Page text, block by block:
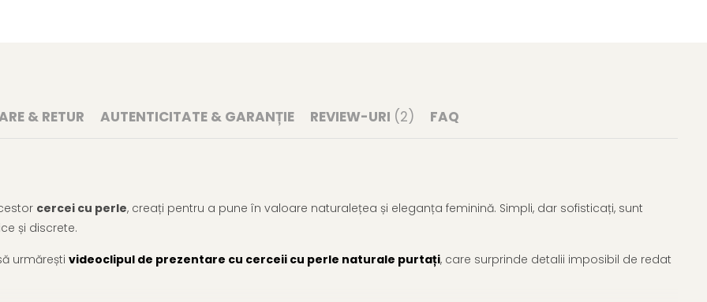
& RETUR AUTENTICITATE & GARANȚIE REVIEW-URI (2) FAQ
cercei cu perle, creați pentru a pune în valoare naturalețea și eleganța feminină. Simpli, dar sofisticați, sunt
și discrete.
urmărești videoclipul de prezentare cu cerceii cu perle naturale purtați, care surprinde detalii imposibil de redat